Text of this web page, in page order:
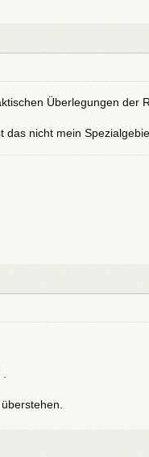
Überlegungen der
das nicht mein